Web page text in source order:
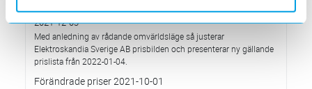
Prisavisering per den 4:e januari 2022
2021-12-03
Med anledning av rådande omvärldsläge så justerar
Elektroskandia Sverige AB prisbilden och presenterar ny gällande
prislista från 2022-01-04.
Förändrade priser 2021-10-01